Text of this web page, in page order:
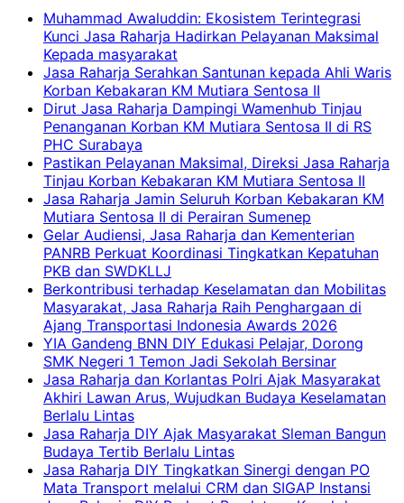
Muhammad Awaluddin: Ekosistem Terintegrasi
Kunci Jasa Raharja Hadirkan Pelayanan Maksimal
Kepada masyarakat
Jasa Raharja Serahkan Santunan kepada Ahli Waris
Korban Kebakaran KM Mutiara Sentosa II
Dirut Jasa Raharja Dampingi Wamenhub Tinjau
Penanganan Korban KM Mutiara Sentosa II di RS
PHC Surabaya
Pastikan Pelayanan Maksimal, Direksi Jasa Raharja
Tinjau Korban Kebakaran KM Mutiara Sentosa II
Jasa Raharja Jamin Seluruh Korban Kebakaran KM
Mutiara Sentosa II di Perairan Sumenep
Gelar Audiensi, Jasa Raharja dan Kementerian
PANRB Perkuat Koordinasi Tingkatkan Kepatuhan
PKB dan SWDKLLJ
Berkontribusi terhadap Keselamatan dan Mobilitas
Masyarakat, Jasa Raharja Raih Penghargaan di
Ajang Transportasi Indonesia Awards 2026
YIA Gandeng BNN DIY Edukasi Pelajar, Dorong
SMK Negeri 1 Temon Jadi Sekolah Bersinar
Jasa Raharja dan Korlantas Polri Ajak Masyarakat
Akhiri Lawan Arus, Wujudkan Budaya Keselamatan
Berlalu Lintas
Jasa Raharja DIY Ajak Masyarakat Sleman Bangun
Budaya Tertib Berlalu Lintas
Jasa Raharja DIY Tingkatkan Sinergi dengan PO
Mata Transport melalui CRM dan SIGAP Instansi